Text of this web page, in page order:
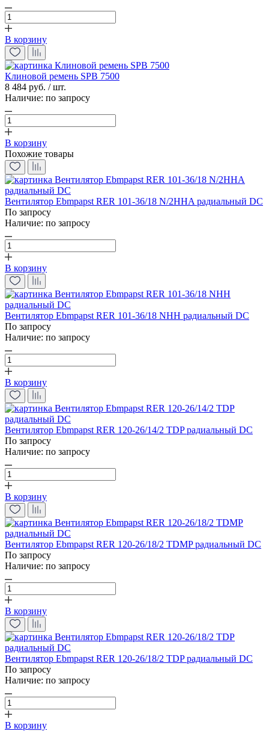
В корзину
Клиновой ремень SPB 7500
8 484 руб. / шт.
Наличие: по запросу
В корзину
Похожие товары
Вентилятор Ebmpapst RER 101-36/18 N/2HHA радиальный DC
По запросу
Наличие: по запросу
В корзину
Вентилятор Ebmpapst RER 101-36/18 NHH радиальный DC
По запросу
Наличие: по запросу
В корзину
Вентилятор Ebmpapst RER 120-26/14/2 TDP радиальный DC
По запросу
Наличие: по запросу
В корзину
Вентилятор Ebmpapst RER 120-26/18/2 TDMP радиальный DC
По запросу
Наличие: по запросу
В корзину
Вентилятор Ebmpapst RER 120-26/18/2 TDP радиальный DC
По запросу
Наличие: по запросу
В корзину